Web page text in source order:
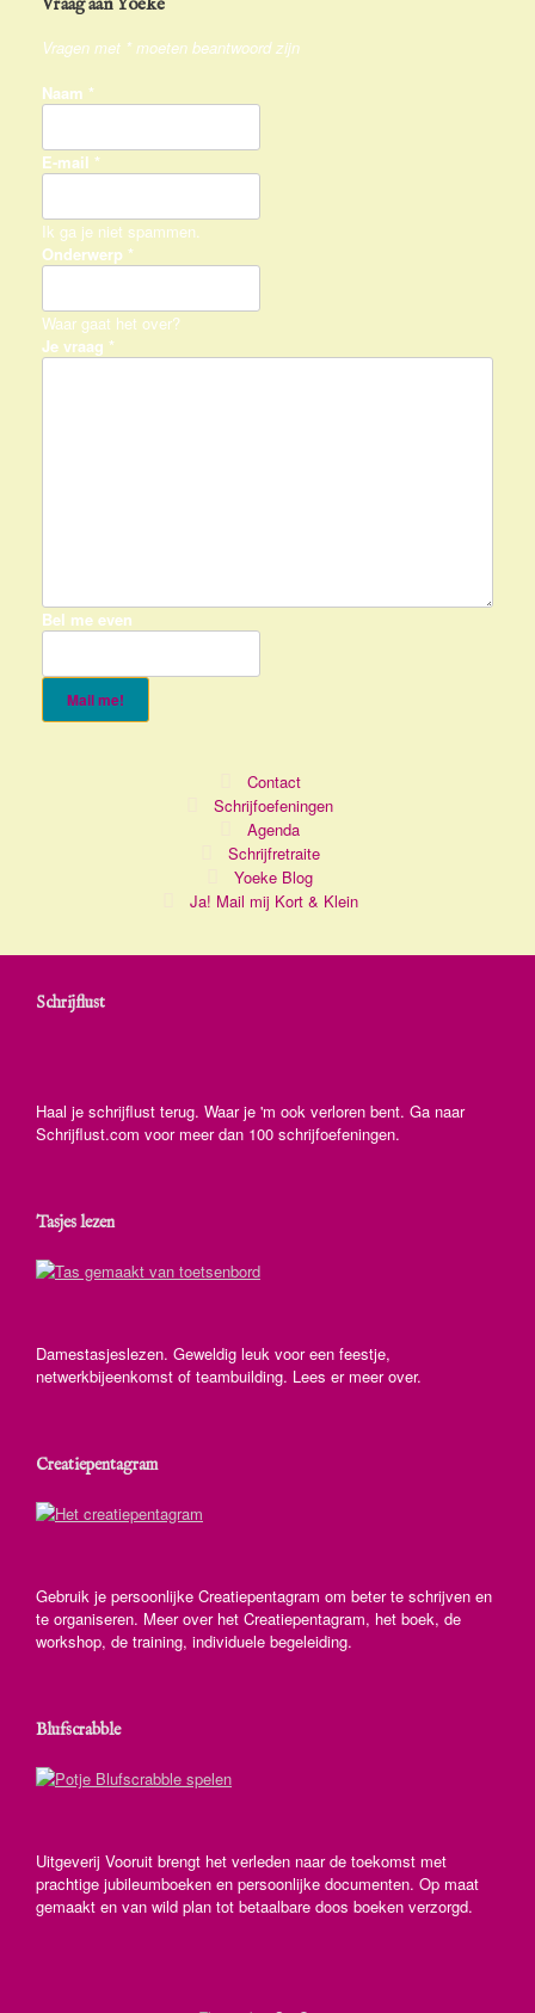
Vragen met * moeten beantwoord zijn
Naam *
E-mail *
Ik ga je niet spammen.
Onderwerp *
Waar gaat het over?
Je vraag *
Bel me even
Mail me!
Contact
Schrijfoefeningen
Agenda
Schrijfretraite
Yoeke Blog
Ja! Mail mij Kort & Klein
Schrijflust
Haal je schrijflust terug. Waar je 'm ook verloren bent. Ga naar
Schrijflust.com voor meer dan 100 schrijfoefeningen.
Tasjes lezen
Damestasjeslezen. Geweldig leuk voor een feestje,
netwerkbijeenkomst of teambuilding. Lees er meer over.
Creatiepentagram
Gebruik je persoonlijke Creatiepentagram om beter te schrijven en
te organiseren. Meer over het Creatiepentagram, het boek, de
workshop, de training, individuele begeleiding.
Blufscrabble
Uitgeverij Vooruit brengt het verleden naar de toekomst met
prachtige jubileumboeken en persoonlijke documenten. Op maat
gemaakt en van wild plan tot betaalbare doos boeken verzorgd.